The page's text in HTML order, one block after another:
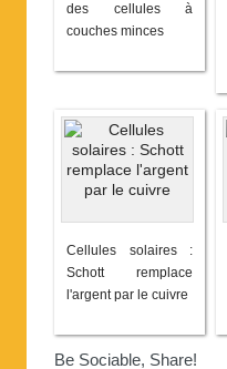
des cellules à
couches minces
Cellules solaires :
Schott remplace
l'argent par le cuivre
Be Sociable, Share!